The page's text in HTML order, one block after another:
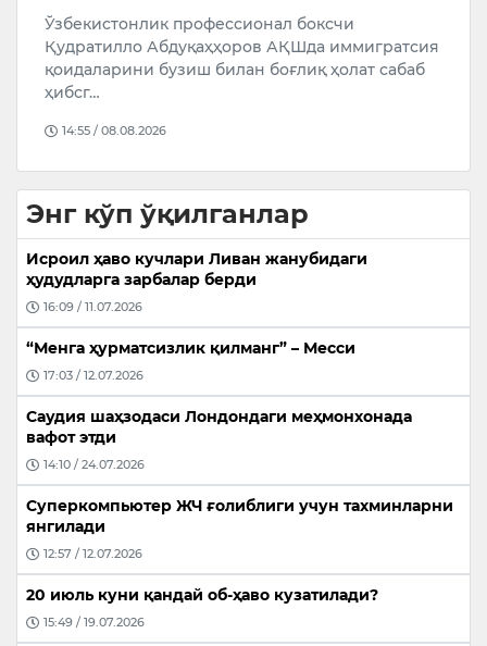
Украина Президенти Владимир Зеленский
Киевда Озарбайжон Ташқи ишлар вазири
Жайҳун Байрамовни қабул қилди. Бу
Энг кўп ўқилганлар
Исроил ҳаво кучлари Ливан жанубидаги
ҳудудларга зарбалар берди
16:09 / 11.07.2026
“Менга ҳурматсизлик қилманг” – Месси
17:03 / 12.07.2026
Саудия шаҳзодаси Лондондаги меҳмонхонада
вафот этди
14:10 / 24.07.2026
Суперкомпьютер ЖЧ ғолиблиги учун тахминларни
янгилади
12:57 / 12.07.2026
20 июль куни қандай об-ҳаво кузатилади?
15:49 / 19.07.2026